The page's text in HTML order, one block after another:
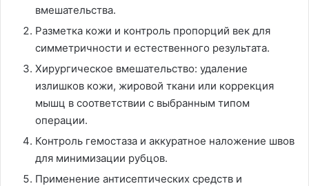
вмешательства.
Разметка кожи и контроль пропорций век для
симметричности и естественного результата.
Хирургическое вмешательство: удаление
излишков кожи, жировой ткани или коррекция
мышц в соответствии с выбранным типом
операции.
Контроль гемостаза и аккуратное наложение швов
для минимизации рубцов.
Применение антисептических средств и